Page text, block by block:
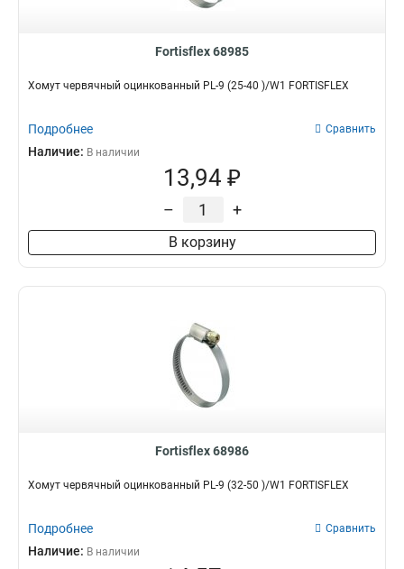
Fortisflex 68985
Хомут червячный оцинкованный PL-9 (25-40 )/W1 FORTISFLEX
Подробнее Сравнить
Наличие: В наличии
13,94 ₽
– +
В корзину
Fortisflex 68986
Хомут червячный оцинкованный PL-9 (32-50 )/W1 FORTISFLEX
Подробнее Сравнить
Наличие: В наличии